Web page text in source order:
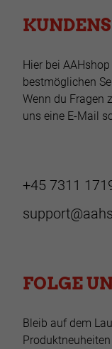
Hier bei
bestmöglichen
Wenn du Fragen
uns eine E-Mail
+45 7311
FOLGE
Bleib auf dem